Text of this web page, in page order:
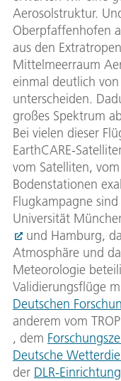
Aerosolstruktur.
Oberpfaffenhofen
aus den
Mittelmeerraum
einmal deutlich
unterscheiden.
großes Spektrum
Bei vielen dieser
EarthCARE-
vom Satelliten,
Bodenstationen
Flugkampagne
Universität
und Hamburg,
Atmosphäre und
Meteorologie
Validierungsflüge
Deutschen
anderem vom
, dem
Deutsche
der DLR-